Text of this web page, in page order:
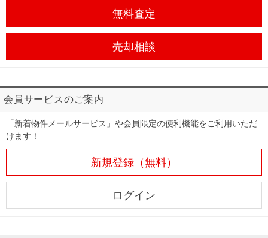
無料査定
売却相談
会員サービスのご案内
「新着物件メールサービス」や会員限定の便利機能をご利用いただ
けます！
新規登録（無料）
ログイン